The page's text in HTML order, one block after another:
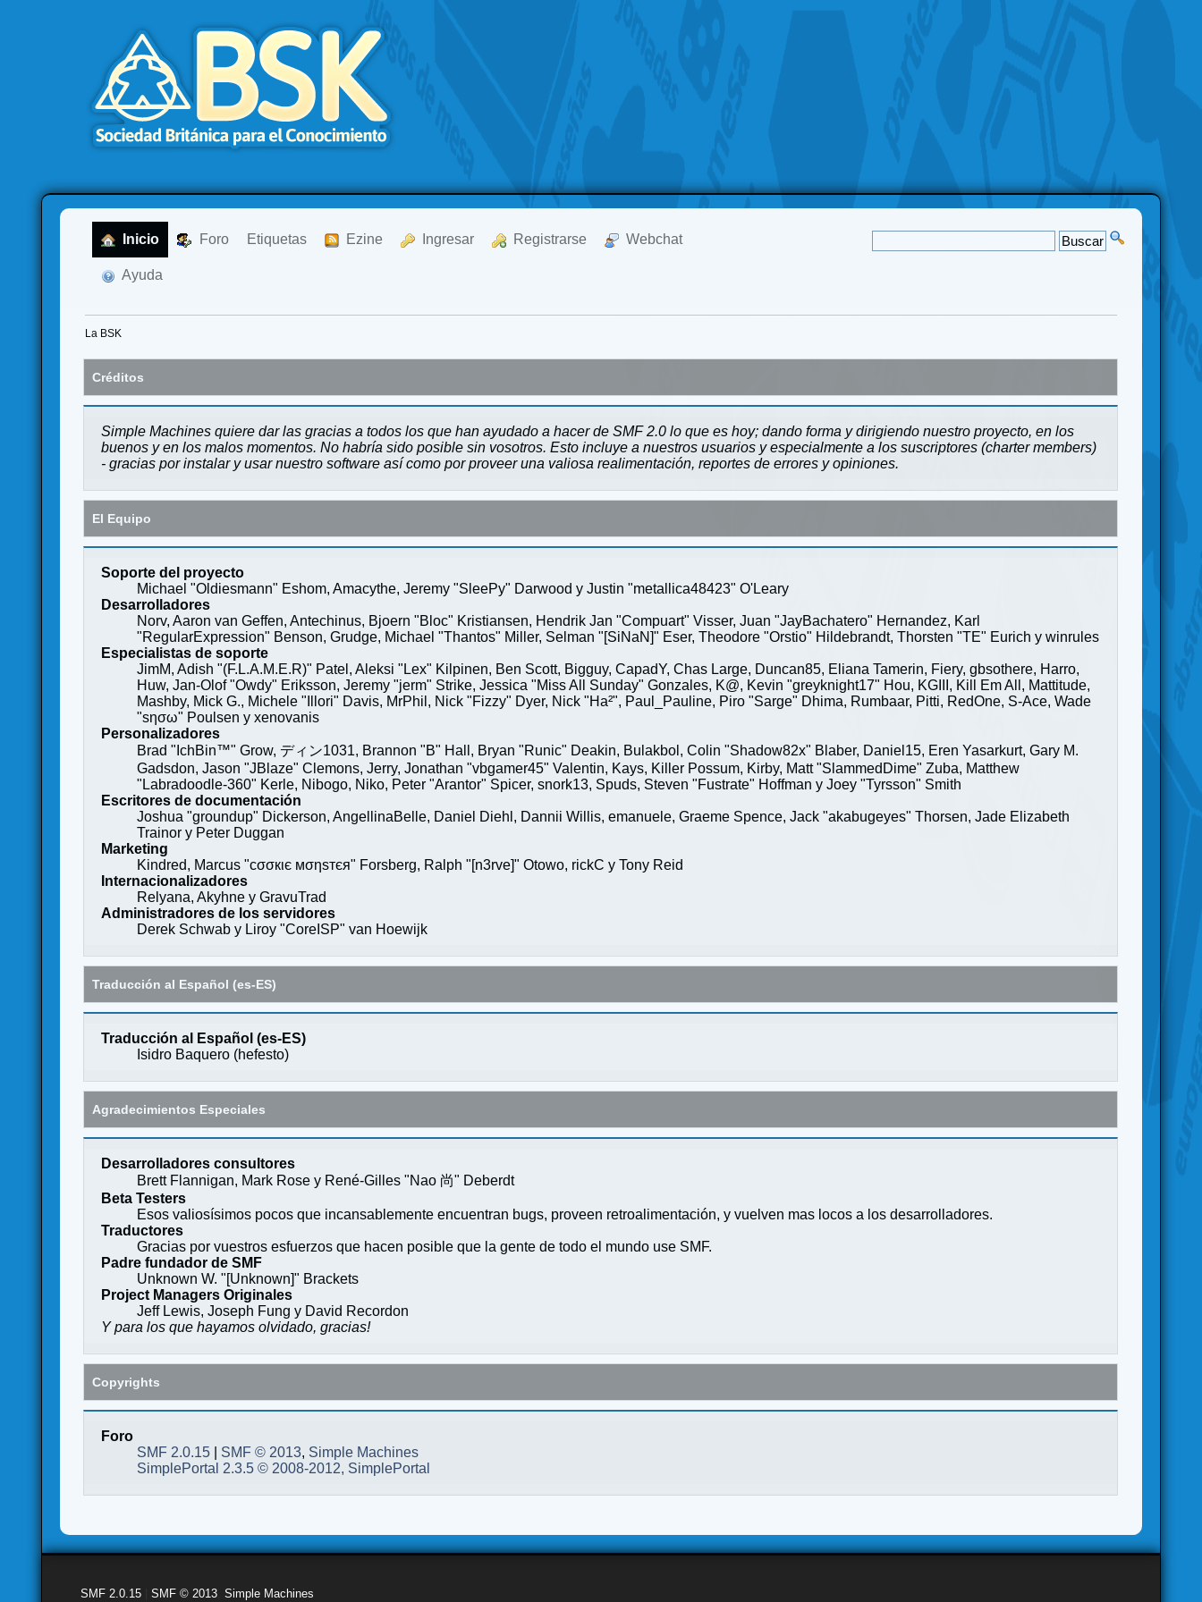
Inicio Foro Etiquetas Ezine Ingresar Registrarse Webchat
Ayuda
La BSK
Créditos
Simple Machines quiere dar las gracias a todos los que han ayudado a hacer de SMF 2.0 lo que es hoy; dando forma y dirigiendo nuestro proyecto, en los
buenos y en los malos momentos. No habría sido posible sin vosotros. Esto incluye a nuestros usuarios y especialmente a los suscriptores (charter members)
- gracias por instalar y usar nuestro software así como por proveer una valiosa realimentación, reportes de errores y opiniones.
El Equipo
Soporte del proyecto
Michael "Oldiesmann" Eshom, Amacythe, Jeremy "SleePy" Darwood y Justin "metallica48423" O'Leary
Desarrolladores
Norv, Aaron van Geffen, Antechinus, Bjoern "Bloc" Kristiansen, Hendrik Jan "Compuart" Visser, Juan "JayBachatero" Hernandez, Karl
"RegularExpression" Benson, Grudge, Michael "Thantos" Miller, Selman "[SiNaN]" Eser, Theodore "Orstio" Hildebrandt, Thorsten "TE" Eurich y winrules
Especialistas de soporte
JimM, Adish "(F.L.A.M.E.R)" Patel, Aleksi "Lex" Kilpinen, Ben Scott, Bigguy, CapadY, Chas Large, Duncan85, Eliana Tamerin, Fiery, gbsothere, Harro,
Huw, Jan-Olof "Owdy" Eriksson, Jeremy "jerm" Strike, Jessica "Miss All Sunday" Gonzales, K@, Kevin "greyknight17" Hou, KGIII, Kill Em All, Mattitude,
Mashby, Mick G., Michele "Illori" Davis, MrPhil, Nick "Fizzy" Dyer, Nick "Ha²", Paul_Pauline, Piro "Sarge" Dhima, Rumbaar, Pitti, RedOne, S-Ace, Wade
"sησω" Poulsen y xenovanis
Personalizadores
Brad "IchBin™" Grow, ディン1031, Brannon "B" Hall, Bryan "Runic" Deakin, Bulakbol, Colin "Shadow82x" Blaber, Daniel15, Eren Yasarkurt, Gary M.
Gadsdon, Jason "JBlaze" Clemons, Jerry, Jonathan "vbgamer45" Valentin, Kays, Killer Possum, Kirby, Matt "SlammedDime" Zuba, Matthew
"Labradoodle-360" Kerle, Nibogo, Niko, Peter "Arantor" Spicer, snork13, Spuds, Steven "Fustrate" Hoffman y Joey "Tyrsson" Smith
Escritores de documentación
Joshua "groundup" Dickerson, AngellinaBelle, Daniel Diehl, Dannii Willis, emanuele, Graeme Spence, Jack "akabugeyes" Thorsen, Jade Elizabeth
Trainor y Peter Duggan
Marketing
Kindred, Marcus "cσσкιє мσηѕтєя" Forsberg, Ralph "[n3rve]" Otowo, rickC y Tony Reid
Internacionalizadores
Relyana, Akyhne y GravuTrad
Administradores de los servidores
Derek Schwab y Liroy "CoreISP" van Hoewijk
Traducción al Español (es-ES)
Traducción al Español (es-ES)
Isidro Baquero (hefesto)
Agradecimientos Especiales
Desarrolladores consultores
Brett Flannigan, Mark Rose y René-Gilles "Nao 尚" Deberdt
Beta Testers
Esos valiosísimos pocos que incansablemente encuentran bugs, proveen retroalimentación, y vuelven mas locos a los desarrolladores.
Traductores
Gracias por vuestros esfuerzos que hacen posible que la gente de todo el mundo use SMF.
Padre fundador de SMF
Unknown W. "[Unknown]" Brackets
Project Managers Originales
Jeff Lewis, Joseph Fung y David Recordon
Y para los que hayamos olvidado, gracias!
Copyrights
Foro
SMF 2.0.15
SMF © 2013, Simple Machines
SimplePortal 2.3.5 © 2008-2012, SimplePortal
SMF 2.0.15 |SMF © 2013 ,Simple Machines